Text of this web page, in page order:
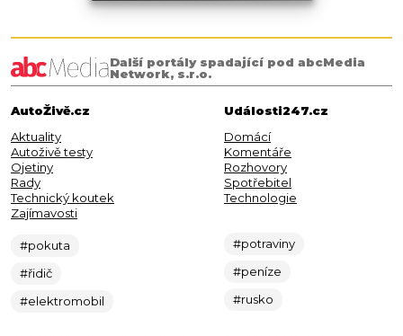
Další portály spadající pod abcMedia
Network, s.r.o.
AutoŽivě.cz
Aktuality
Autoživě testy
Ojetiny
Rady
Technický koutek
Zajímavosti
#pokuta
#řidič
#elektromobil
Události247.cz
Domácí
Komentáře
Rozhovory
Spotřebitel
Technologie
#potraviny
#peníze
#rusko